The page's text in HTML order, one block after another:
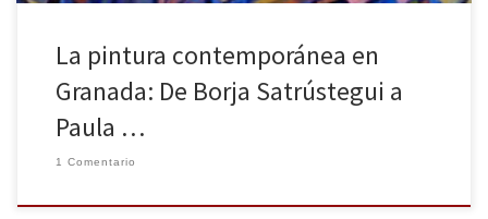
La pintura contemporánea en
Granada: De Borja Satrústegui a
Paula …
1 Comentario